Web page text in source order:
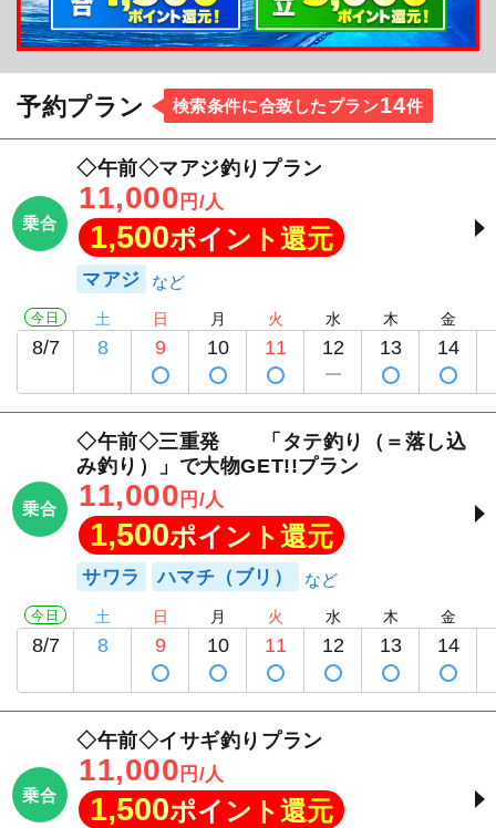
予約プラン 検索条件に合致したプラン14件
乗合
◇午前◇マアジ釣りプラン
11,000 円/人
1,500ポイント還元
マアジ
今日
8/7
土
8
日
9
月
10
火
11
水
12
木
13
金
14
乗合
◇午前◇三重発 「タテ釣り（＝落し込
み釣り）」で大物GET!!プラン
11,000 円/人
1,500ポイント還元
サワラ ハマチ（ブリ）
今日
8/7
土
8
日
9
月
10
火
11
水
12
木
13
金
14
乗合
◇午前◇イサギ釣りプラン
11,000 円/人
1,500ポイント還元